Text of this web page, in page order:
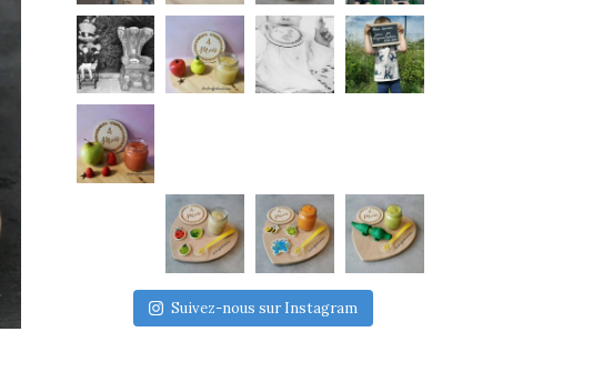
Suivez-nous sur Instagram